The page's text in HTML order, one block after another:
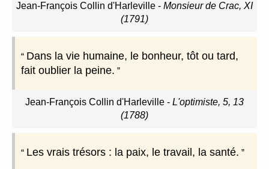
Jean-François Collin d'Harleville - Monsieur de Crac, XI
(1791)
Dans la vie humaine, le bonheur, tôt ou tard,
fait oublier la peine.
Jean-François Collin d'Harleville - L'optimiste, 5, 13
(1788)
Les vrais trésors : la paix, le travail, la santé.